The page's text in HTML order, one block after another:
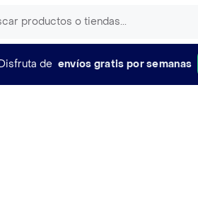
de envíos gratis por semanas